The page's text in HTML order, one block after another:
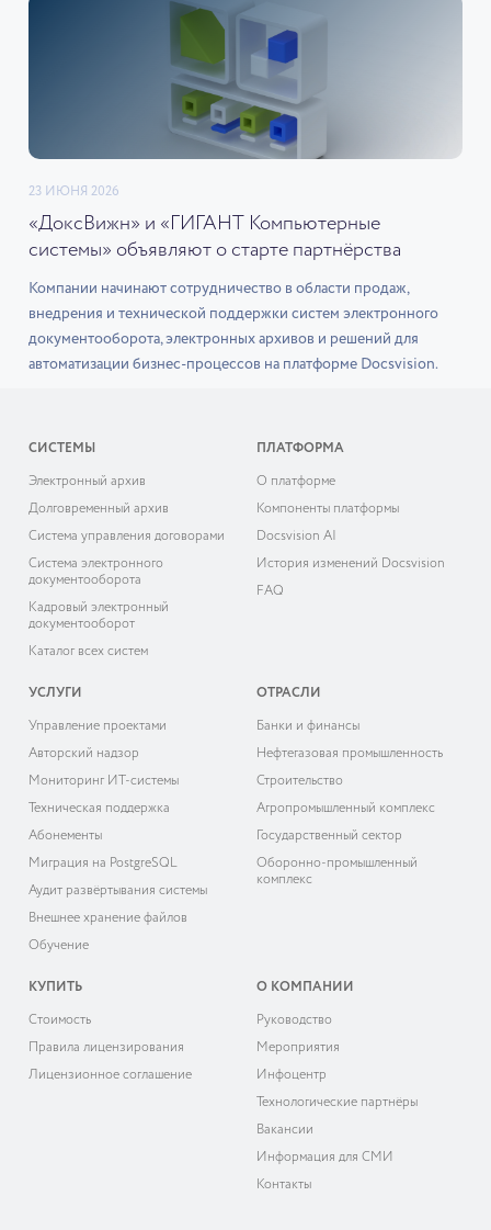
23 ИЮНЯ 2026
«ДоксВижн» и «ГИГАНТ Компьютерные
системы» объявляют о старте партнёрства
Компании начинают сотрудничество в области продаж,
внедрения и технической поддержки систем электронного
документооборота, электронных архивов и решений для
автоматизации бизнес-процессов на платформе Docsvision.
СИСТЕМЫ
Электронный архив
Долговременный архив
Система управления договорами
Система электронного
документооборота
Кадровый электронный
документооборот
Каталог всех систем
ПЛАТФОРМА
О платформе
Компоненты платформы
Docsvision AI
История изменений Docsvision
FAQ
УСЛУГИ
Управление проектами
Авторский надзор
Мониторинг ИТ-системы
Техническая поддержка
Абонементы
Миграция на PostgreSQL
Аудит развёртывания системы
Внешнее хранение файлов
Обучение
ОТРАСЛИ
Банки и финансы
Нефтегазовая промышленность
Строительство
Агропромышленный комплекс
Государственный сектор
Оборонно-промышленный
комплекс
КУПИТЬ
Cтоимость
Правила лицензирования
Лицензионное соглашение
О КОМПАНИИ
Руководство
Мероприятия
Инфоцентр
Технологические партнёры
Вакансии
Информация для СМИ
Контакты